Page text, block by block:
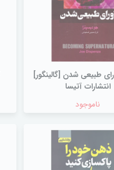
طبیعی شدن [گالینگور]
انتشارات آتیسا
ناموجود